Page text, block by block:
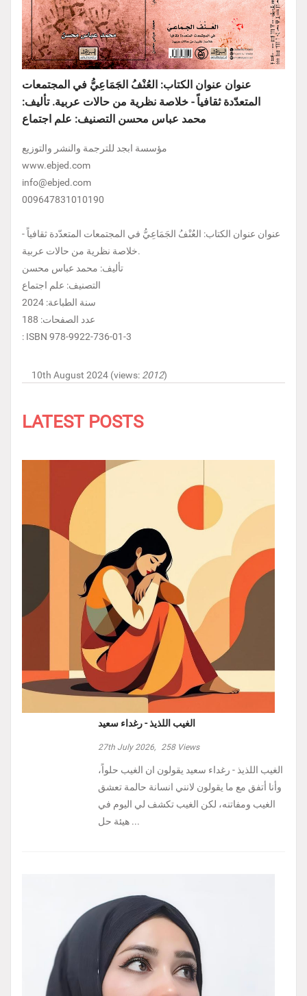
عنوان عنوان الكتاب: العُنْفُ الجَمَاعِيُّ في المجتمعات
المتعدّدة ثقافياً - خلاصة نظرية من حالات عربية. تأليف:
محمد عباس محسن التصنيف: علم اجتماع
مؤسسة ابجد للترجمة والنشر والتوزيع
www.ebjed.com
info@ebjed.com
009647831010190
عنوان عنوان الكتاب: العُنْفُ الجَمَاعِيُّ في المجتمعات المتعدّدة ثقافياً -
خلاصة نظرية من حالات عربية.
تأليف: محمد عباس محسن
التصنيف: علم اجتماع
سنة الطباعة: 2024
عدد الصفحات: 188
: ISBN 978-9922-736-01-3
10th August 2024 (views: 2012)
LATEST POSTS
الغيب اللذيذ - رغداء سعيد
27th July 2026, 258Views
الغيب اللذيذ - رغداء سعيد يقولون ان الغيب حلواً،
وأنا أتفق مع ما يقولون لانني انسانة حالمة تعشق
الغيب ومفاتنه، لكن الغيب تكشف لي اليوم في
هيئة حل ...